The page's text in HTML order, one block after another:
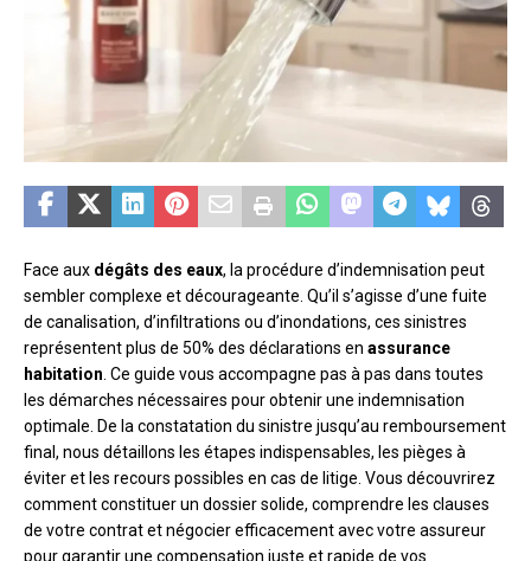
Face aux dégâts des eaux, la procédure d’indemnisation peut
sembler complexe et décourageante. Qu’il s’agisse d’une fuite
de canalisation, d’infiltrations ou d’inondations, ces sinistres
représentent plus de 50% des déclarations en assurance
habitation . Ce guide vous accompagne pas à pas dans toutes
les démarches nécessaires pour obtenir une indemnisation
optimale. De la constatation du sinistre jusqu’au remboursement
final, nous détaillons les étapes indispensables, les pièges à
éviter et les recours possibles en cas de litige. Vous découvrirez
comment constituer un dossier solide, comprendre les clauses
de votre contrat et négocier efficacement avec votre assureur
pour garantir une compensation juste et rapide de vos